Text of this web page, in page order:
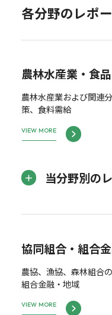
各分野のレポ
農林水産業・食
農林水産業および関連
策、食料需給
VIEW MORE
当分野別の
協同組合・組合
農協、漁協、森林組合
組合金融・地域
VIEW MORE